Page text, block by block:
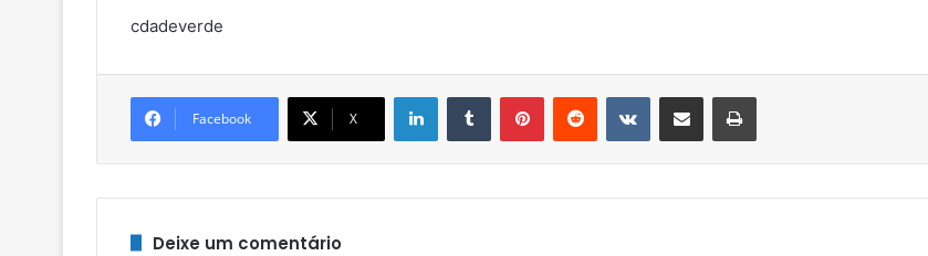
cdadeverde
Facebook X
LinkedinTumblr PinterestReddit VK Compartilhar via e-mail Imprimir
Deixe um comentário